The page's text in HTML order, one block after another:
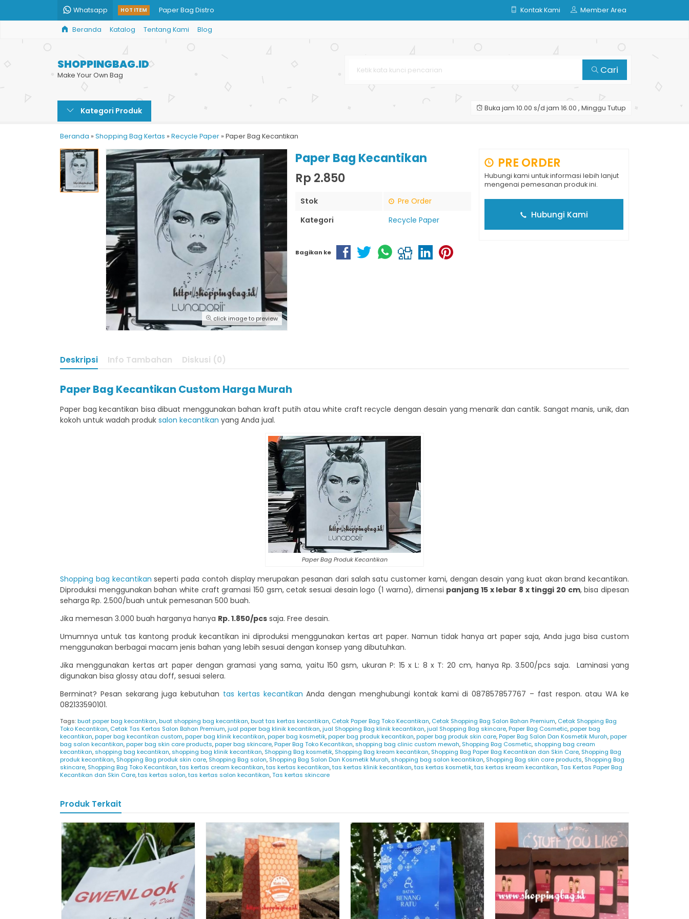
Whatsapp HOT ITEM Paper Bag Distro
Goodie Bag Kertas Coklat
Paper Bag Souvenir Instansi
Cetak Kantong Belanja Murah
Harga Print Shopping Bag Matte
Shopping Bag Murah
Paper Bag Kertas Murah
Kontak Kami Member Area
Beranda Katalog Tentang Kami Blog
SHOPPINGBAG.ID
Make Your Own Bag Cari
Kategori Produk Buka jam 10.00 s/d jam 16.00 , Minggu Tutup
Beranda » Shopping Bag Kertas » Recycle Paper » Paper Bag Kecantikan
click image to preview
Paper Bag Kecantikan
Rp 2.850
Stok
Pre Order
Kategori
Recycle Paper
PRE ORDER
Hubungi kami untuk informasi lebih lanjut
mengenai pemesanan produk ini.
Hubungi Kami
Bagikan ke
Deskripsi Info Tambahan Diskusi (0)
Paper Bag Kecantikan Custom Harga Murah
Paper bag kecantikan bisa dibuat menggunakan bahan kraft putih atau white craft recycle dengan desain yang menarik dan cantik. Sangat manis, unik, dan
kokoh untuk wadah produk salon kecantikan yang Anda jual.
Paper Bag Produk Kecantikan
Shopping bag kecantikan seperti pada contoh display merupakan pesanan dari salah satu customer kami, dengan desain yang kuat akan brand kecantikan.
Diproduksi menggunakan bahan white craft gramasi 150 gsm, cetak sesuai desain logo (1 warna), dimensi panjang 15 x lebar 8 x tinggi 20 cm, bisa dipesan
seharga Rp. 2.500/buah untuk pemesanan 500 buah.
Jika memesan 3.000 buah harganya hanya Rp. 1.850/pcs saja. Free desain.
Umumnya untuk tas kantong produk kecantikan ini diproduksi menggunakan kertas art paper. Namun tidak hanya art paper saja, Anda juga bisa custom
menggunakan berbagai macam jenis bahan yang lebih sesuai dengan konsep yang dibutuhkan.
Jika menggunakan kertas art paper dengan gramasi yang sama, yaitu 150 gsm, ukuran P: 15 x L: 8 x T: 20 cm, hanya Rp. 3.500/pcs saja. Laminasi yang
digunakan bisa glossy atau doff, sesuai selera.
Berminat? Pesan sekarang juga kebutuhan tas kertas kecantikan Anda dengan menghubungi kontak kami di 087857857767 – fast respon. atau WA ke
082133590101.
Tags:buat paper bag kecantikan,buat shopping bag kecantikan,buat tas kertas kecantikan, Cetak Paper Bag Toko Kecantikan, Cetak Shopping Bag Salon Bahan Premium, Cetak Shopping Bag
Toko Kecantikan, Cetak Tas Kertas Salon Bahan Premium,jual paper bag klinik kecantikan,jual Shopping Bag klinik kecantikan,jual Shopping Bag skincare,Paper Bag Cosmetic,paper bag
kecantikan,paper bag kecantikan custom,paper bag klinik kecantikan,paper bag kosmetik,paper bag produk kecantikan,paper bag produk skin care,Paper Bag Salon Dan Kosmetik Murah,paper
bag salon kecantikan,paper bag skin care products,paper bag skincare,Paper Bag Toko Kecantikan,shopping bag clinic custom mewah, Shopping Bag Cosmetic,shopping bag cream
kecantikan,shopping bag kecantikan,shopping bag klinik kecantikan, Shopping Bag kosmetik, Shopping Bag kream kecantikan, Shopping Bag Paper Bag Kecantikan dan Skin Care, Shopping Bag
produk kecantikan, Shopping Bag produk skin care, Shopping Bag salon, Shopping Bag Salon Dan Kosmetik Murah,shopping bag salon kecantikan, Shopping Bag skin care products, Shopping Bag
skincare, Shopping Bag Toko Kecantikan,tas kertas cream kecantikan,tas kertas kecantikan,tas kertas klinik kecantikan,tas kertas kosmetik,tas kertas kream kecantikan,Tas Kertas Paper Bag
Kecantikan dan Skin Care,tas kertas salon,tas kertas salon kecantikan,Tas kertas skincare
Produk Terkait